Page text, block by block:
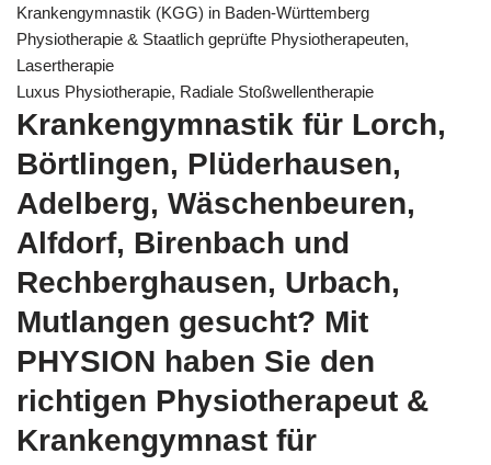
Krankengymnastik (KGG) in Baden-Württemberg
Physiotherapie & Staatlich geprüfte Physiotherapeuten,
Lasertherapie
Luxus Physiotherapie, Radiale Stoßwellentherapie
Krankengymnastik für Lorch,
Börtlingen, Plüderhausen,
Adelberg, Wäschenbeuren,
Alfdorf, Birenbach und
Rechberghausen, Urbach,
Mutlangen gesucht? Mit
PHYSION haben Sie den
richtigen Physiotherapeut &
Krankengymnast für